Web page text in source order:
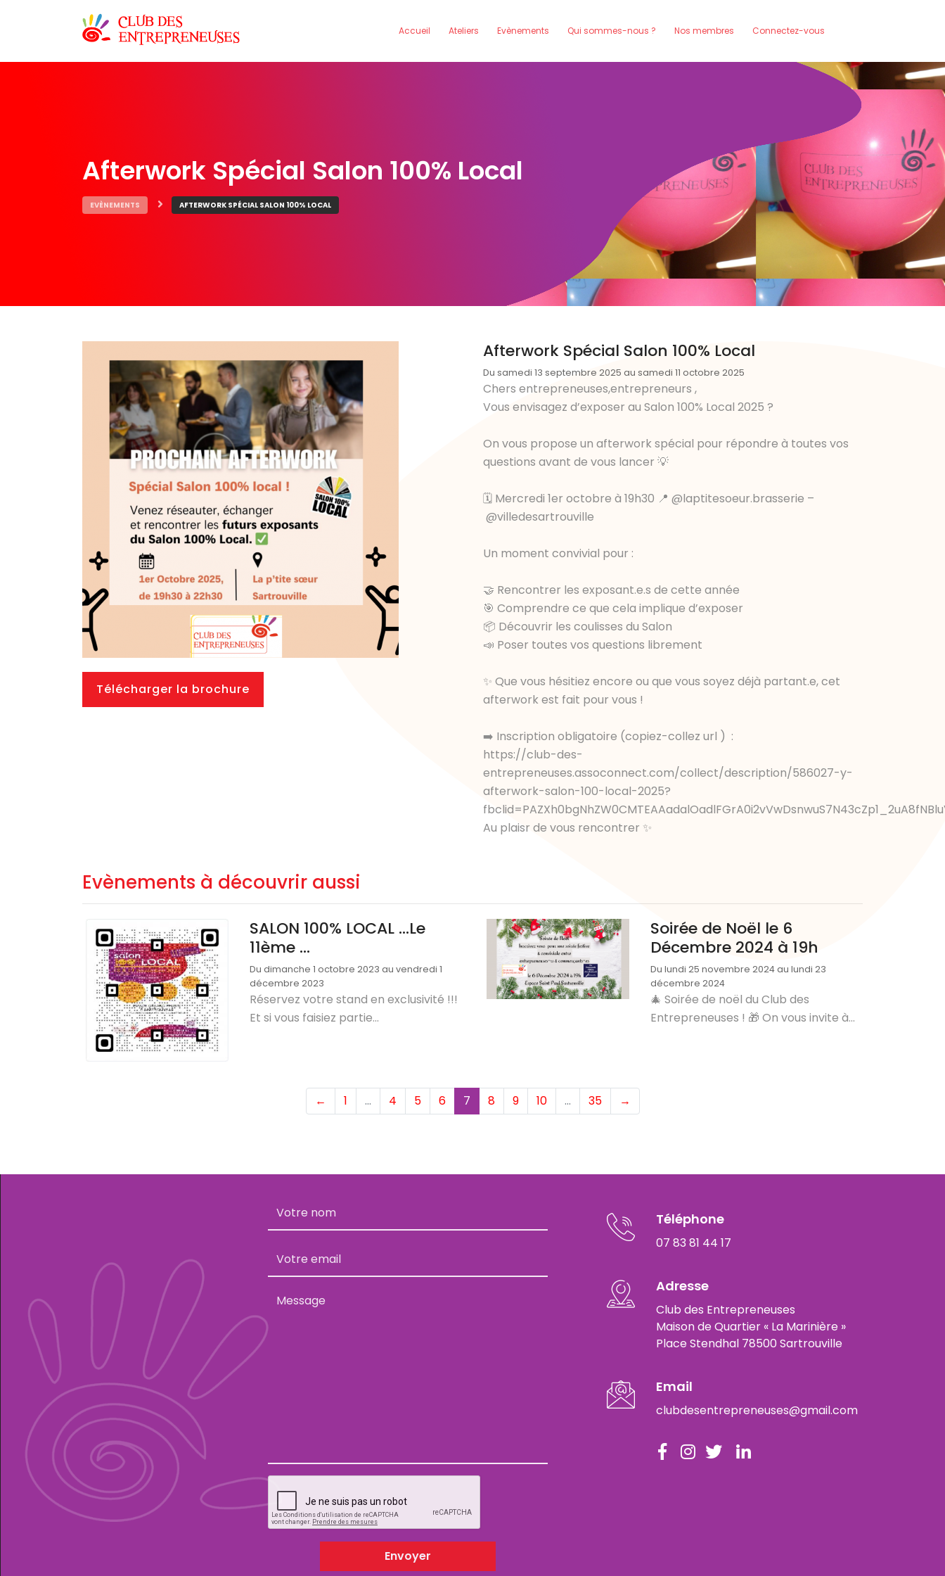
Accueil Ateliers Evènements Qui sommes-nous ? Nos membres Connectez-vous
Afterwork Spécial Salon 100% Local
EVÈNEMENTS AFTERWORK SPÉCIAL SALON 100% LOCAL
Télécharger la brochure
Afterwork Spécial Salon 100% Local
Du samedi 13 septembre 2025 au samedi 11 octobre 2025
Chers entrepreneuses,entrepreneurs ,
Vous envisagez d’exposer au Salon 100% Local 2025 ?
On vous propose un afterwork spécial pour répondre à toutes vos
questions avant de vous lancer 💡
🗓 Mercredi 1er octobre à 19h30 📍 @laptitesoeur.brasserie –
@villedesartrouville
Un moment convivial pour :
🤝 Rencontrer les exposant.e.s de cette année
🎯 Comprendre ce que cela implique d’exposer
📦 Découvrir les coulisses du Salon
📣 Poser toutes vos questions librement
✨ Que vous hésitiez encore ou que vous soyez déjà partant.e, cet
afterwork est fait pour vous !
➡️ Inscription obligatoire (copiez-collez url ) :
https://club-des-
entrepreneuses.assoconnect.com/collect/description/586027-y-
afterwork-salon-100-local-2025?
Au plaisr de vous rencontrer ✨
Evènements à découvrir aussi
SALON 100% LOCAL ...Le
11ème ...
Du dimanche 1 octobre 2023 au vendredi 1
décembre 2023
Réservez votre stand en exclusivité !!!
Et si vous faisiez partie...
Soirée de Noël le 6
Décembre 2024 à 19h
Du lundi 25 novembre 2024 au lundi 23
décembre 2024
🎄 Soirée de noël du Club des
Entrepreneuses ! 🎁 On vous invite à...
← 1 … 4 5 6 7(current)
8 9 10 … 35 →
Envoyer
Téléphone
07 83 81 44 17
Adresse
Club des Entrepreneuses
Maison de Quartier « La Marinière »
Place Stendhal 78500 Sartrouville
Email
clubdesentrepreneuses@gmail.com